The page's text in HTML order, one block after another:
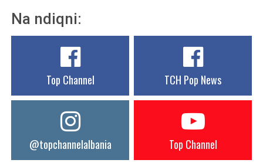
Na ndiqni:
Top Channel TCH Pop News
@topchannelalbania Top Channel